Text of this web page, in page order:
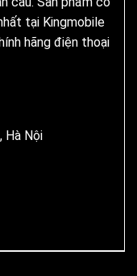
tại Kingmobile
hãng điện thoại
Hà Nội